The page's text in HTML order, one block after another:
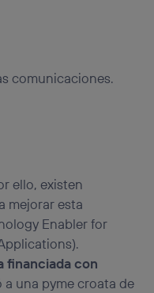
comunicaciones.
ello, existen
mejorar esta
Enabler for
financiada con
a una pyme croata de